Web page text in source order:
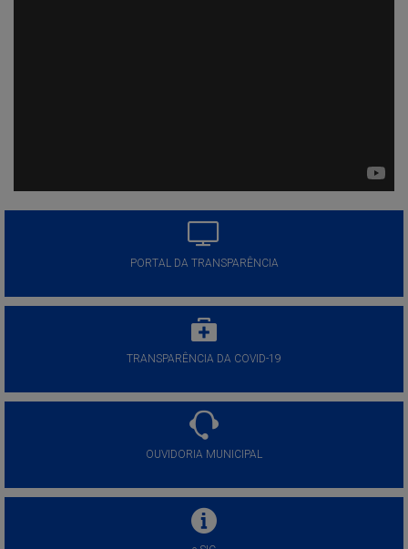
PORTAL DA TRANSPARÊNCIA
TRANSPARÊNCIA DA COVID-19
OUVIDORIA MUNICIPAL